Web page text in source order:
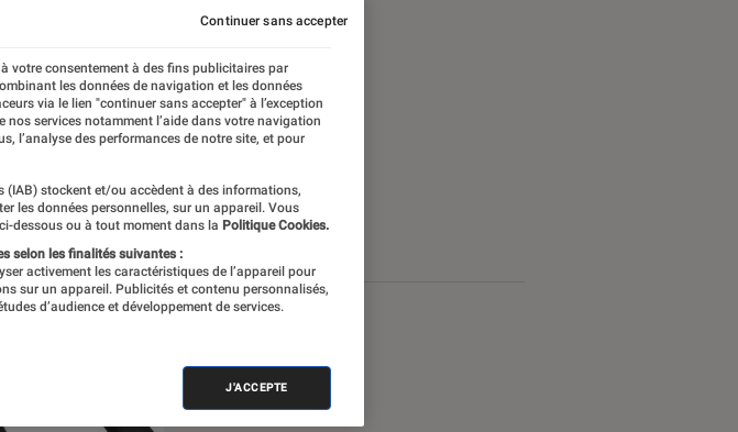
votre consentement à des fins publicitaires par
les données de navigation et les données
via le lien "continuer sans accepter" à l’exception
services notamment l’aide dans votre navigation
l’analyse des performances de notre site, et pour
(IAB) stockent et/ou accèdent à des informations,
les données personnelles, sur un appareil. Vous
dessous ou à tout moment dans la Politique Cookies.
selon les finalités suivantes :
activement les caractéristiques de l’appareil pour
sur un appareil. Publicités et contenu personnalisés,
d’audience et développement de services.
J'ACCEPTE
Continuer sans accepter